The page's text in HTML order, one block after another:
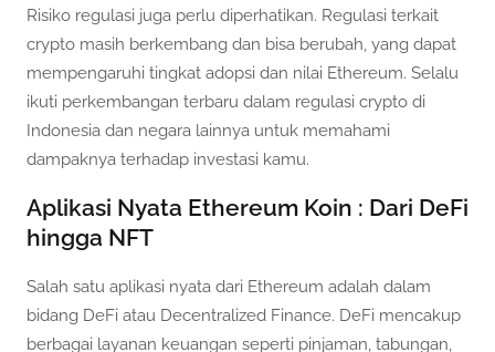
Risiko regulasi juga perlu diperhatikan. Regulasi terkait
crypto masih berkembang dan bisa berubah, yang dapat
mempengaruhi tingkat adopsi dan nilai Ethereum. Selalu
ikuti perkembangan terbaru dalam regulasi crypto di
Indonesia dan negara lainnya untuk memahami
dampaknya terhadap investasi kamu.
Aplikasi Nyata Ethereum Koin : Dari DeFi
hingga NFT
Salah satu aplikasi nyata dari Ethereum adalah dalam
bidang DeFi atau Decentralized Finance. DeFi mencakup
berbagai layanan keuangan seperti pinjaman, tabungan,